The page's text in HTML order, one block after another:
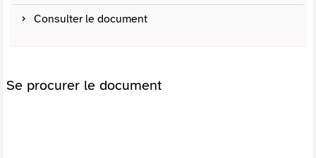
Consulter le document
Se procurer le document